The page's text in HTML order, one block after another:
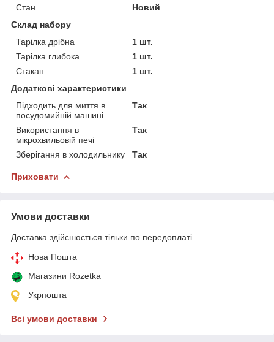
Стан
Новий
Склад набору
Тарілка дрібна
1 шт.
Тарілка глибока
1 шт.
Стакан
1 шт.
Додаткові характеристики
Підходить для миття в
посудомийній машині
Так
Використання в
мікрохвильовій печі
Так
Зберігання в холодильнику Так
Приховати
Умови доставки
Доставка здійснюється тільки по передоплаті.
Нова Пошта
Магазини Rozetka
Укрпошта
Всі умови доставки